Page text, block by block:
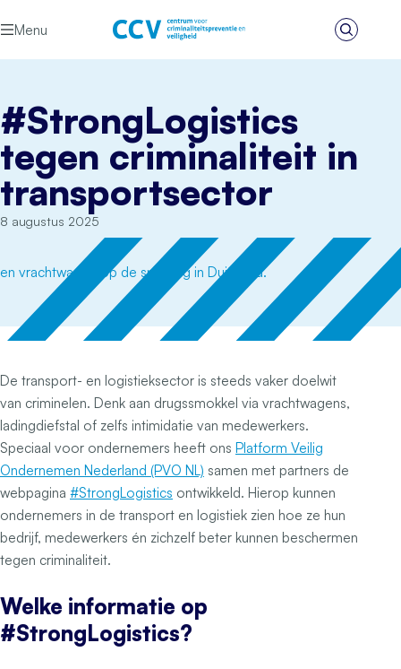
Menu
Zoeken
#StrongLogistics
tegen criminaliteit in
transportsector
8 augustus 2025
De transport- en logistieksector is steeds vaker doelwit
van criminelen. Denk aan drugssmokkel via vrachtwagens,
ladingdiefstal of zelfs intimidatie van medewerkers.
Speciaal voor ondernemers heeft ons Platform Veilig
Ondernemen Nederland (PVO NL) samen met partners de
webpagina #StrongLogistics ontwikkeld. Hierop kunnen
ondernemers in de transport en logistiek zien hoe ze hun
bedrijf, medewerkers én zichzelf beter kunnen beschermen
tegen criminaliteit.
Welke informatie op
#StrongLogistics?